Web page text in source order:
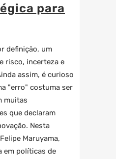
para
definição, um
risco, incerteza e
assim, é curioso
"erro" costuma ser
muitas
que declaram
Nesta
Maruyama,
em políticas de